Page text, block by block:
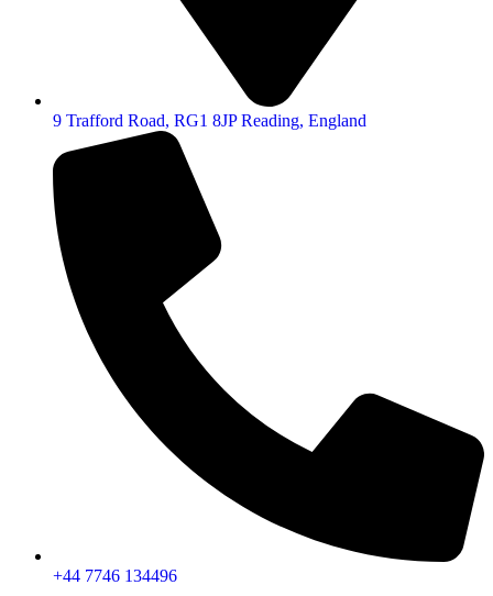
9 Trafford Road, RG1 8JP Reading, England
+44 7746 134496